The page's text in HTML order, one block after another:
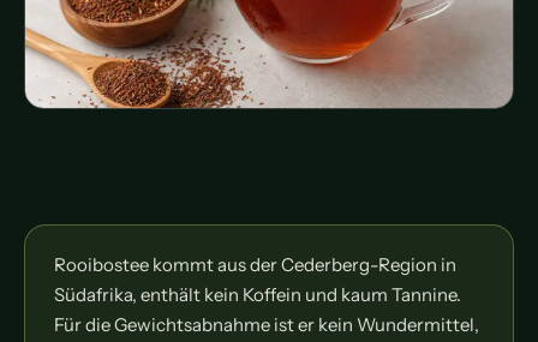
Rooibostee kommt aus der Cederberg-Region in
Südafrika, enthält kein Koffein und kaum Tannine.
Für die Gewichtsabnahme ist er kein Wundermittel,